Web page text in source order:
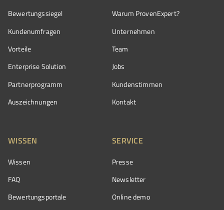
Bewertungssiegel
Kundenumfragen
Vorteile
Enterprise Solution
Partnerprogramm
Auszeichnungen
Warum ProvenExpert?
Unternehmen
Team
Jobs
Kundenstimmen
Kontakt
WISSEN
Wissen
FAQ
Bewertungsportale
SERVICE
Presse
Newsletter
Online demo